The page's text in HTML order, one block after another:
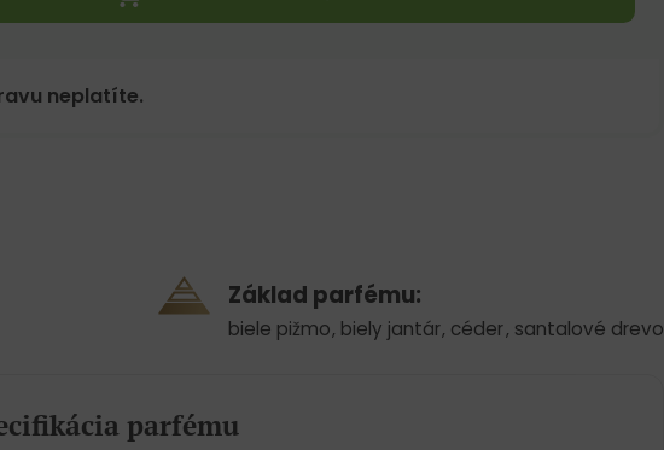
neplatíte.
Základ parfému:
biele pižmo, biely jantár, céder, santalové drevo
parfému